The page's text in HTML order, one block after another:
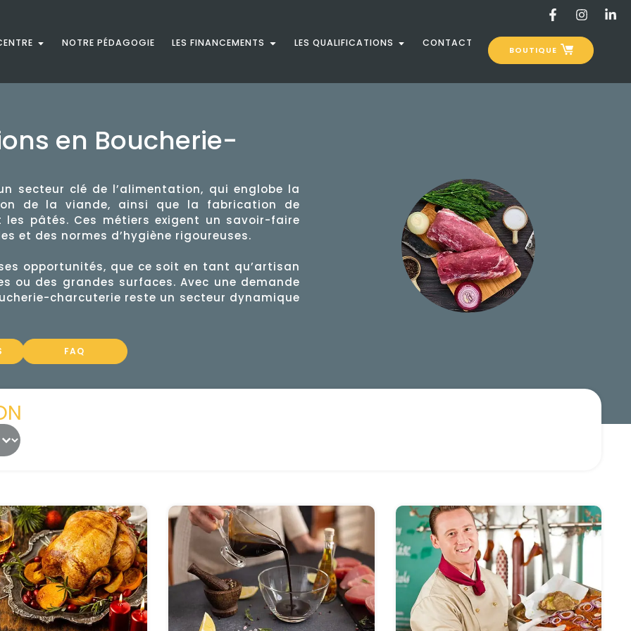
NOTRE PÉDAGOGIE LES FINANCEMENTS LES QUALIFICATIONS CONTACT
BOUTIQUE
en Boucherie-
secteur clé de l’alimentation, qui englobe la
de la viande, ainsi que la fabrication de
pâtés. Ces métiers exigent un savoir-faire
et des normes d’hygiène rigoureuses.
opportunités, que ce soit en tant qu’artisan
ou des grandes surfaces. Avec une demande
charcuterie reste un secteur dynamique
FAQ